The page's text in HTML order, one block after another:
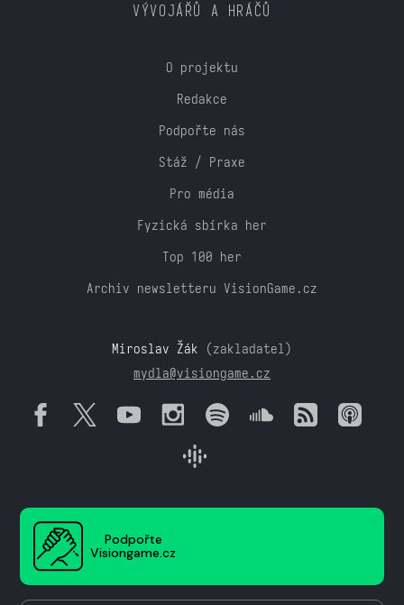
VÝVOJÁŘŮ A HRÁČŮ
O projektu
Redakce
Podpořte nás
Stáž / Praxe
Pro média
Fyzická sbírka her
Top 100 her
Archiv newsletteru VisionGame.cz
Miroslav Žák (zakladatel)
mydla@visiongame.cz
Podpořte
Visiongame.cz